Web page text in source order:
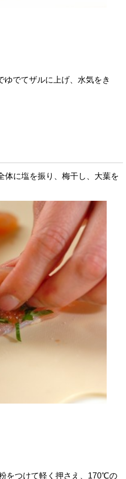
ゆでてザルに上げ、水気をき
体に塩を振り、梅干し、大葉を
をつけて軽く押さえ、170℃の